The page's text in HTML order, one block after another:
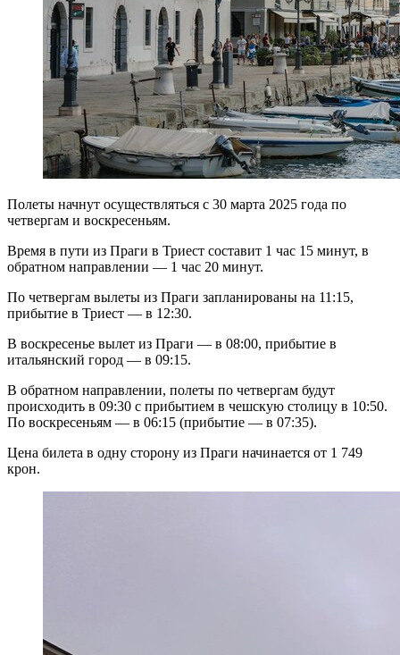
Полеты начнут осуществляться с 30 марта 2025 года по
четвергам и воскресеньям.
Время в пути из Праги в Триест составит 1 час 15 минут, в
обратном направлении — 1 час 20 минут.
По четвергам вылеты из Праги запланированы на 11:15,
прибытие в Триест — в 12:30.
В воскресенье вылет из Праги — в 08:00, прибытие в
итальянский город — в 09:15.
В обратном направлении, полеты по четвергам будут
происходить в 09:30 с прибытием в чешскую столицу в 10:50.
По воскресеньям — в 06:15 (прибытие — в 07:35).
Цена билета в одну сторону из Праги начинается от 1 749
крон.